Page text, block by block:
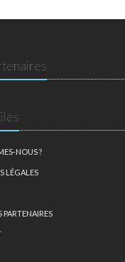
NOUS ?
LÉGALES
PARTENAIRES